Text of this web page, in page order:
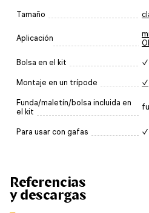
Tamaño
Aplicación
Bolsa en el kit ✓
Montaje en un trípode ✓
Funda/maletín/bolsa incluida en
el kit
Para usar con gafas ✓
Referencias
y descargas